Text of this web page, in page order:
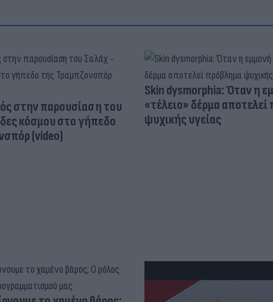
στην παρουσίαση του
κόσμου στο γήπεδο
(video)
Skin dysmorphia: Όταν η
«τέλειο» δέρμα
ψυχικής υγείας